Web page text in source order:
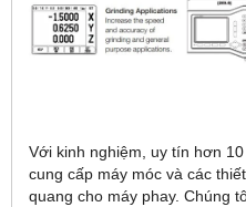
Với kinh nghiệm, uy tín hơn
cung cấp máy móc và các
quang cho máy phay. Chúng